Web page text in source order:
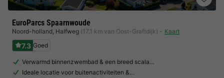
EuroParcs Spaarnwoude
Noord-holland, Halfweg (17,1 km van Oost-Graftdijk) Kaart
7.3 Goed
Verwarmd binnenzwembad & een breed scala…
Ideale locatie voor buitenactiviteiten &…